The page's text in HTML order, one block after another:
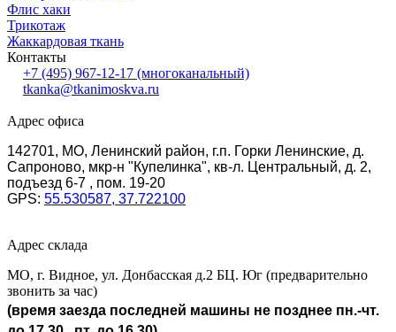
Флис хаки
Трикотаж
Жаккардовая ткань
Контакты
+7 (495) 967-12-17 (многоканальный)
tkanka@tkanimoskva.ru
Адрес офиса
142701, МО, Ленинский район, г.п. Горки Ленинские, д.
Сапроново, мкр-н "Купелинка", кв-л. Центральный, д. 2,
подъезд 6-7 , пом. 19-20
GPS: 55.530587, 37.722100
Адрес склада
МО, г. Видное, ул. Донбасская д.2 БЦ. Юг (предварительно
звонить за час)
(время заезда последней машины не позднее пн.-чт.